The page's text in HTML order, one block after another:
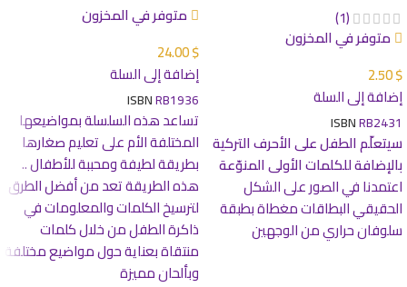
(1)
متوفر في المخزون
2.50$
إضافة إلى السلة
ISBNRB2431
سيتعلّم الطفل على الأحرف التركية
بالإضافة للكلمات الأولى المنوّعة
اعتمدنا في الصور على الشكل
الحقيقي البطاقات مغطاة بطبقة
سلوفان حراري من الوجهين
متوفر في المخزون
24.00$
إضافة إلى السلة
ISBNRB1936
تساعد هذه السلسلة بمواضيعها
المختلفة الأم على تعليم صغارها
بطريقة لطيفة ومحببة للأطفال ..
هذه الطريقة تعد من أفضل الطرق
لترسيخ الكلمات والمعلومات في
ذاكرة الطفل من خلال كلمات
منتقاة بعناية حول مواضيع مختلفة
وبألحان مميزة